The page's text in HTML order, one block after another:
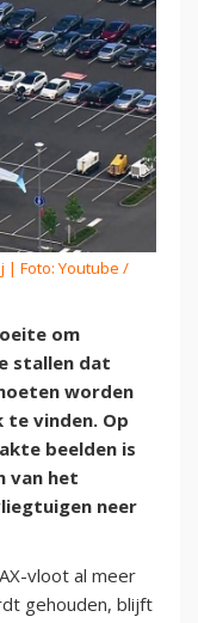
| Foto: Youtube /
om
stallen dat
worden
te vinden. Op
beelden is
van het
neer
vloot al meer
gehouden, blijft